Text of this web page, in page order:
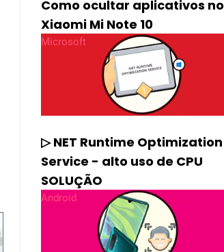
Como ocultar aplicativos no
Xiaomi Mi Note 10
Microsoft
▷ NET Runtime Optimization
Service - alto uso de CPU
SOLUÇÃO
Android